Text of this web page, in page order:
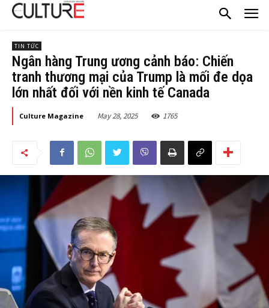
TIN TỨC
Ngân hàng Trung ương cảnh báo: Chiến
tranh thương mại của Trump là mối đe dọa
lớn nhất đối với nền kinh tế Canada
Culture Magazine May 28, 2025 1765